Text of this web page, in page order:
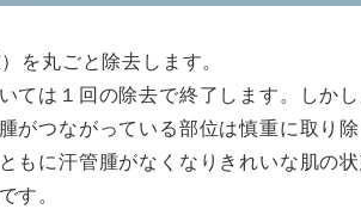
を丸ごと除去します。
は１回の除去で終了します。しか
つながっている部位は慎重に取り除
に汗管腫がなくなりきれいな肌の状
す。